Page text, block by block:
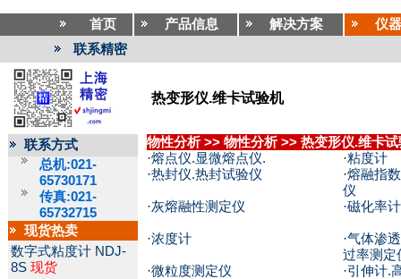
首页 产品信息 解决方案
仪
联系精密
热变形仪.维卡试验机
联系方式
总机:021-
65730171
传真:021-
65732715
现货热卖
数字式粘度计 NDJ-
8S 现货
物性分析 >> 物性分析 >> 热变形仪.维卡试
·熔点仪.显微熔点仪. ·粘度计
·热封仪.热封试验仪 ·熔融指
仪
·灰熔融性测定仪 ·磁化率计
·浓度计 ·气体渗
过率测定
·微粒度测定仪 ·引伸计.